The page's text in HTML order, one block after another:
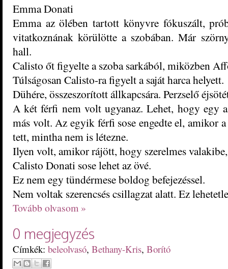
Emma Donati
Emma az ölében tartott könyvre fókuszált,
vitatkoznának körülötte a szobában. Már
hall.
Calisto őtfigyelte a szoba sarkából, miközben
Túlságosan Calisto-ra figyelt a saját harca helyett.
Dühére, összeszorított állkapcsára. Perzselő
A két férfi nem volt ugyanaz. Lehet, hogy egy
más volt. Az egyik férfi sose engedte el, amikor
tett, mintha nem is létezne.
Ilyen volt, amikor rájött, hogy szerelmes valaki
Calisto Donati sose lehet az övé.
Ez nem egy tündérmese boldog befejezéssel.
Nem voltak szerencsés csillagzat alatt. Ez
Tovább olvasom »
0 megjegyzés
Címkék: beleolvasó, Bethany-Kris, Borító